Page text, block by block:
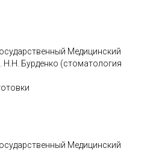
Медицинский
Н.Н. Бурденко (стоматология
Медицинский